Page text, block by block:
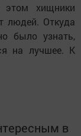
хищники
людей. Откуда
было узнать,
на лучшее. К
в